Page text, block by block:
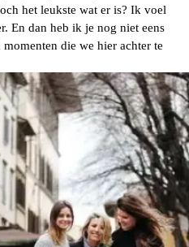
het leukste wat er is? Ik voel
En dan heb ik je nog niet eens
die we hier achter te